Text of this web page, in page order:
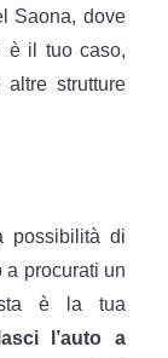
Saona, dove
è il tuo caso,
strutture
possibilità di
procurati un
è la tua
l’auto a